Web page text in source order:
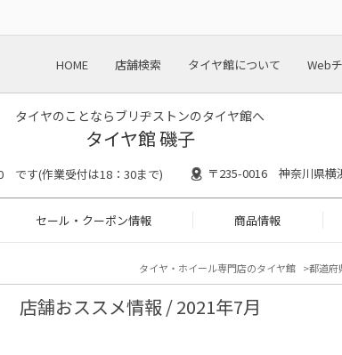
HOME 店舗検索 タイヤ館について Web
タイヤのことならブリヂストンのタイヤ館へ
タイヤ館 磯子
です(作業受付は18：30まで) 〒235-0016 神奈川県横
セール・クーポン情報 商品情報
タイヤ・ホイール専門店のタイヤ館 都道府
店舗おススメ情報 / 2021年7月